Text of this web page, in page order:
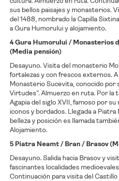
sus bellos paisajes y monasterios.
del 1488, nombrado la Capilla
a Gura Humorului y alojamiento.
4 Gura Humorului / Monasterios
(Media pensión)
Desayuno. Visita del monasterio
fortalezas y con frescos externos.
Monasterio Sucevita, conocido por
Virtudes". Almuerzo en ruta. Por la
Agapia del siglo XVII, famoso por
iconos y bordados. Llegada a
belleza y posición es llamada
Alojamiento.
5 Piatra Neamt / Bran / Brasov
Desayuno. Salida hacia Brasov y
fascinantes localidades
Continuación para visita del